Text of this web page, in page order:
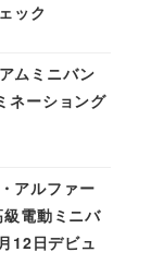
ック
ムミニバン
ネーショング
アルファー
電動ミニバ
12日デビュ